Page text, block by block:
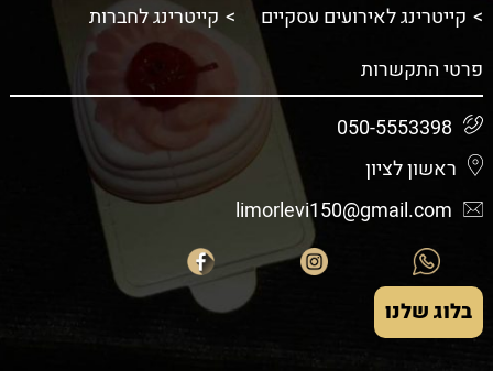
קייטרינג לאירועים עסקיים
קייטרינג לחברות
פרטי התקשרות
050-5553398
ראשון לציון
limorlevi150@gmail.com
בלוג שלנו